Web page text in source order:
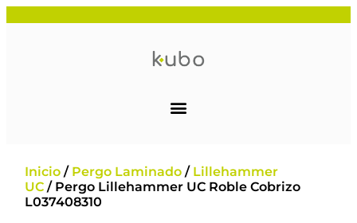
Inicio / Pergo Laminado / Lillehammer
UC / Pergo Lillehammer UC Roble Cobrizo
L037408310